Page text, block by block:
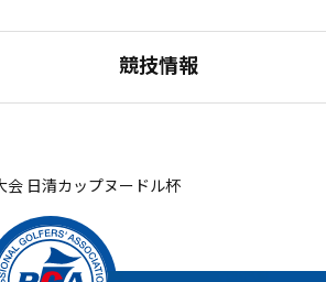
競技情報
日清カップヌードル杯